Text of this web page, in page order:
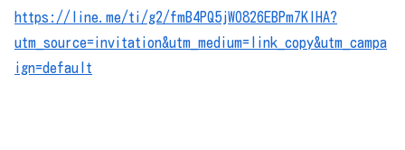
https://line.me/ti/g2/fmB4PQ5jWO826EBPm7KIHA?
utm_source=invitation&utm_medium=link_copy&utm_campa
ign=default